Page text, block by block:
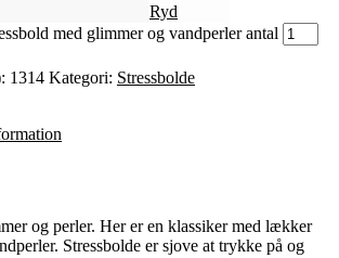
Ryd
med glimmer og vandperler antal
1314 Kategori: Stressbolde
og perler. Her er en klassiker med lækker
Stressbolde er sjove at trykke på og